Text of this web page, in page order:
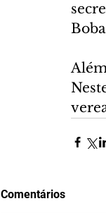
Comentários